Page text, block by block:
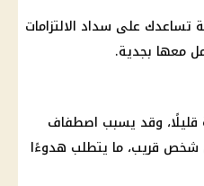
تساعدك على سداد الالتزامات
معها بجدية.
قليلًا، وقد يسبب اصطفاف
شخص قريب، ما يتطلب هدوءًا